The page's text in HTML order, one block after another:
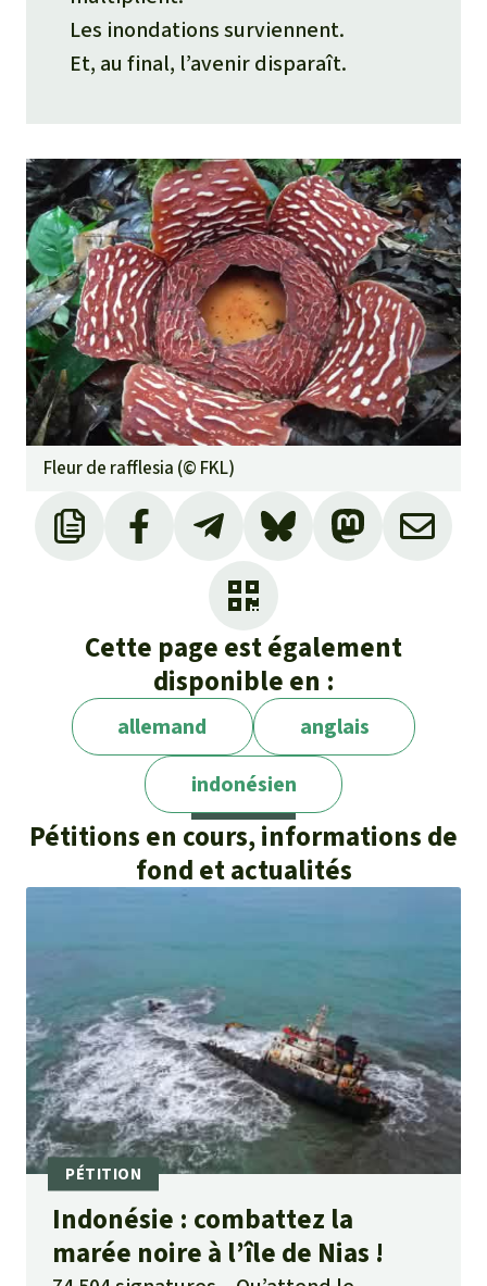
Les inondations surviennent.
Et, au final, l’avenir disparaît.
Fleur de rafflesia (© FKL)
Cette page est également
disponible en :
allemand
anglais
indonésien
Pétitions en cours, informations de
fond et actualités
Indonésie : combattez la
marée noire à l’île de Nias !